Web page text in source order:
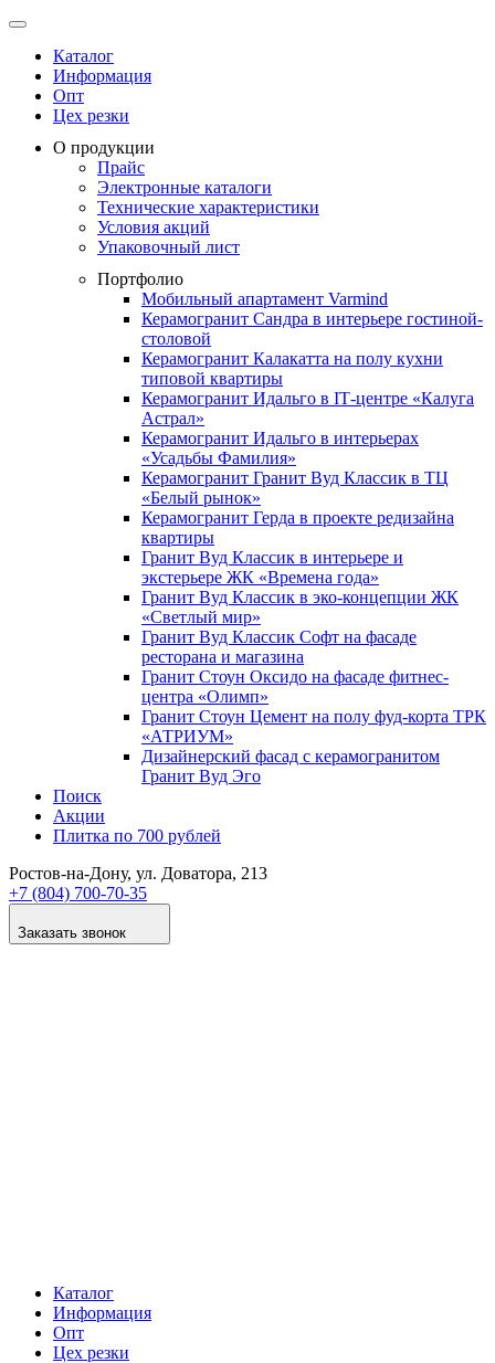
Каталог
Информация
Опт
Цех резки
О продукции
Прайс
Электронные каталоги
Технические характеристики
Условия акций
Упаковочный лист
Портфолио
Мобильный апартамент Varmind
Керамогранит Сандра в интерьере гостиной-
столовой
Керамогранит Калакатта на полу кухни
типовой квартиры
Керамогранит Идальго в IТ-центре «Калуга
Астрал»
Керамогранит Идальго в интерьерах
«Усадьбы Фамилия»
Керамогранит Гранит Вуд Классик в ТЦ
«Белый рынок»
Керамогранит Герда в проекте редизайна
квартиры
Гранит Вуд Классик в интерьере и
экстерьере ЖК «Времена года»
Гранит Вуд Классик в эко-концепции ЖК
«Светлый мир»
Гранит Вуд Классик Софт на фасаде
ресторана и магазина
Гранит Стоун Оксидо на фасаде фитнес-
центра «Олимп»
Гранит Стоун Цемент на полу фуд-корта ТРК
«АТРИУМ»
Дизайнер­ский фасад с керамогранитом
Гранит Вуд Эго
Поиск
Акции
Плитка по 700 рублей
Ростов-на-Дону, ул. Доватора, 213
+7 (804) 700-70-35
Заказать звонок
Каталог
Информация
Опт
Цех резки